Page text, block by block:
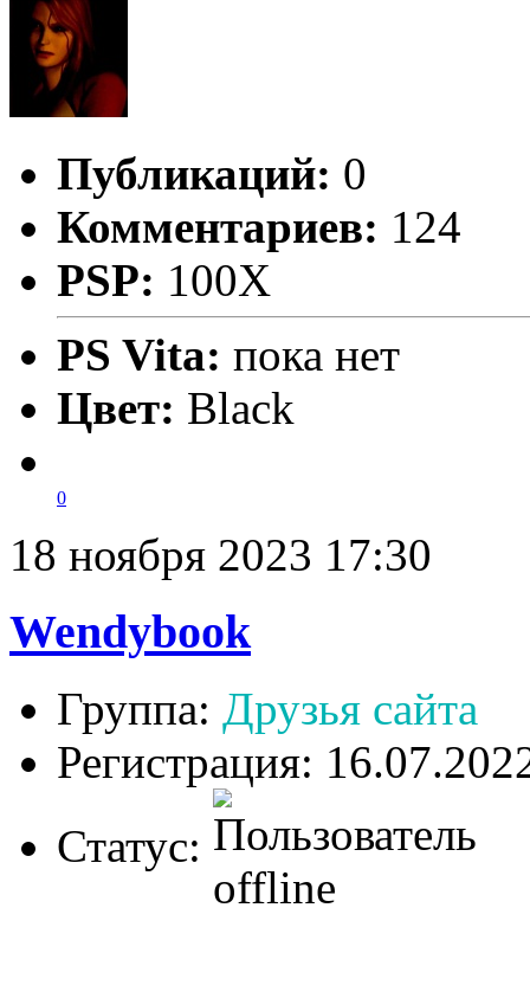
Публикаций: 0
Комментариев: 124
PSP: 100X
PS Vita: пока нет
Цвет: Black
0
18 ноября 2023 17:30
Wendybook
Группа: Друзья сайта
Регистрация:
Статус: